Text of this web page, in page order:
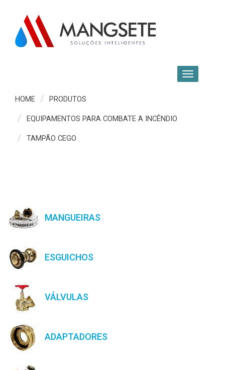
HOME PRODUTOS
EQUIPAMENTOS PARA COMBATE A INCÊNDIO
TAMPÃO CEGO
MANGUEIRAS
ESGUICHOS
VÁLVULAS
ADAPTADORES